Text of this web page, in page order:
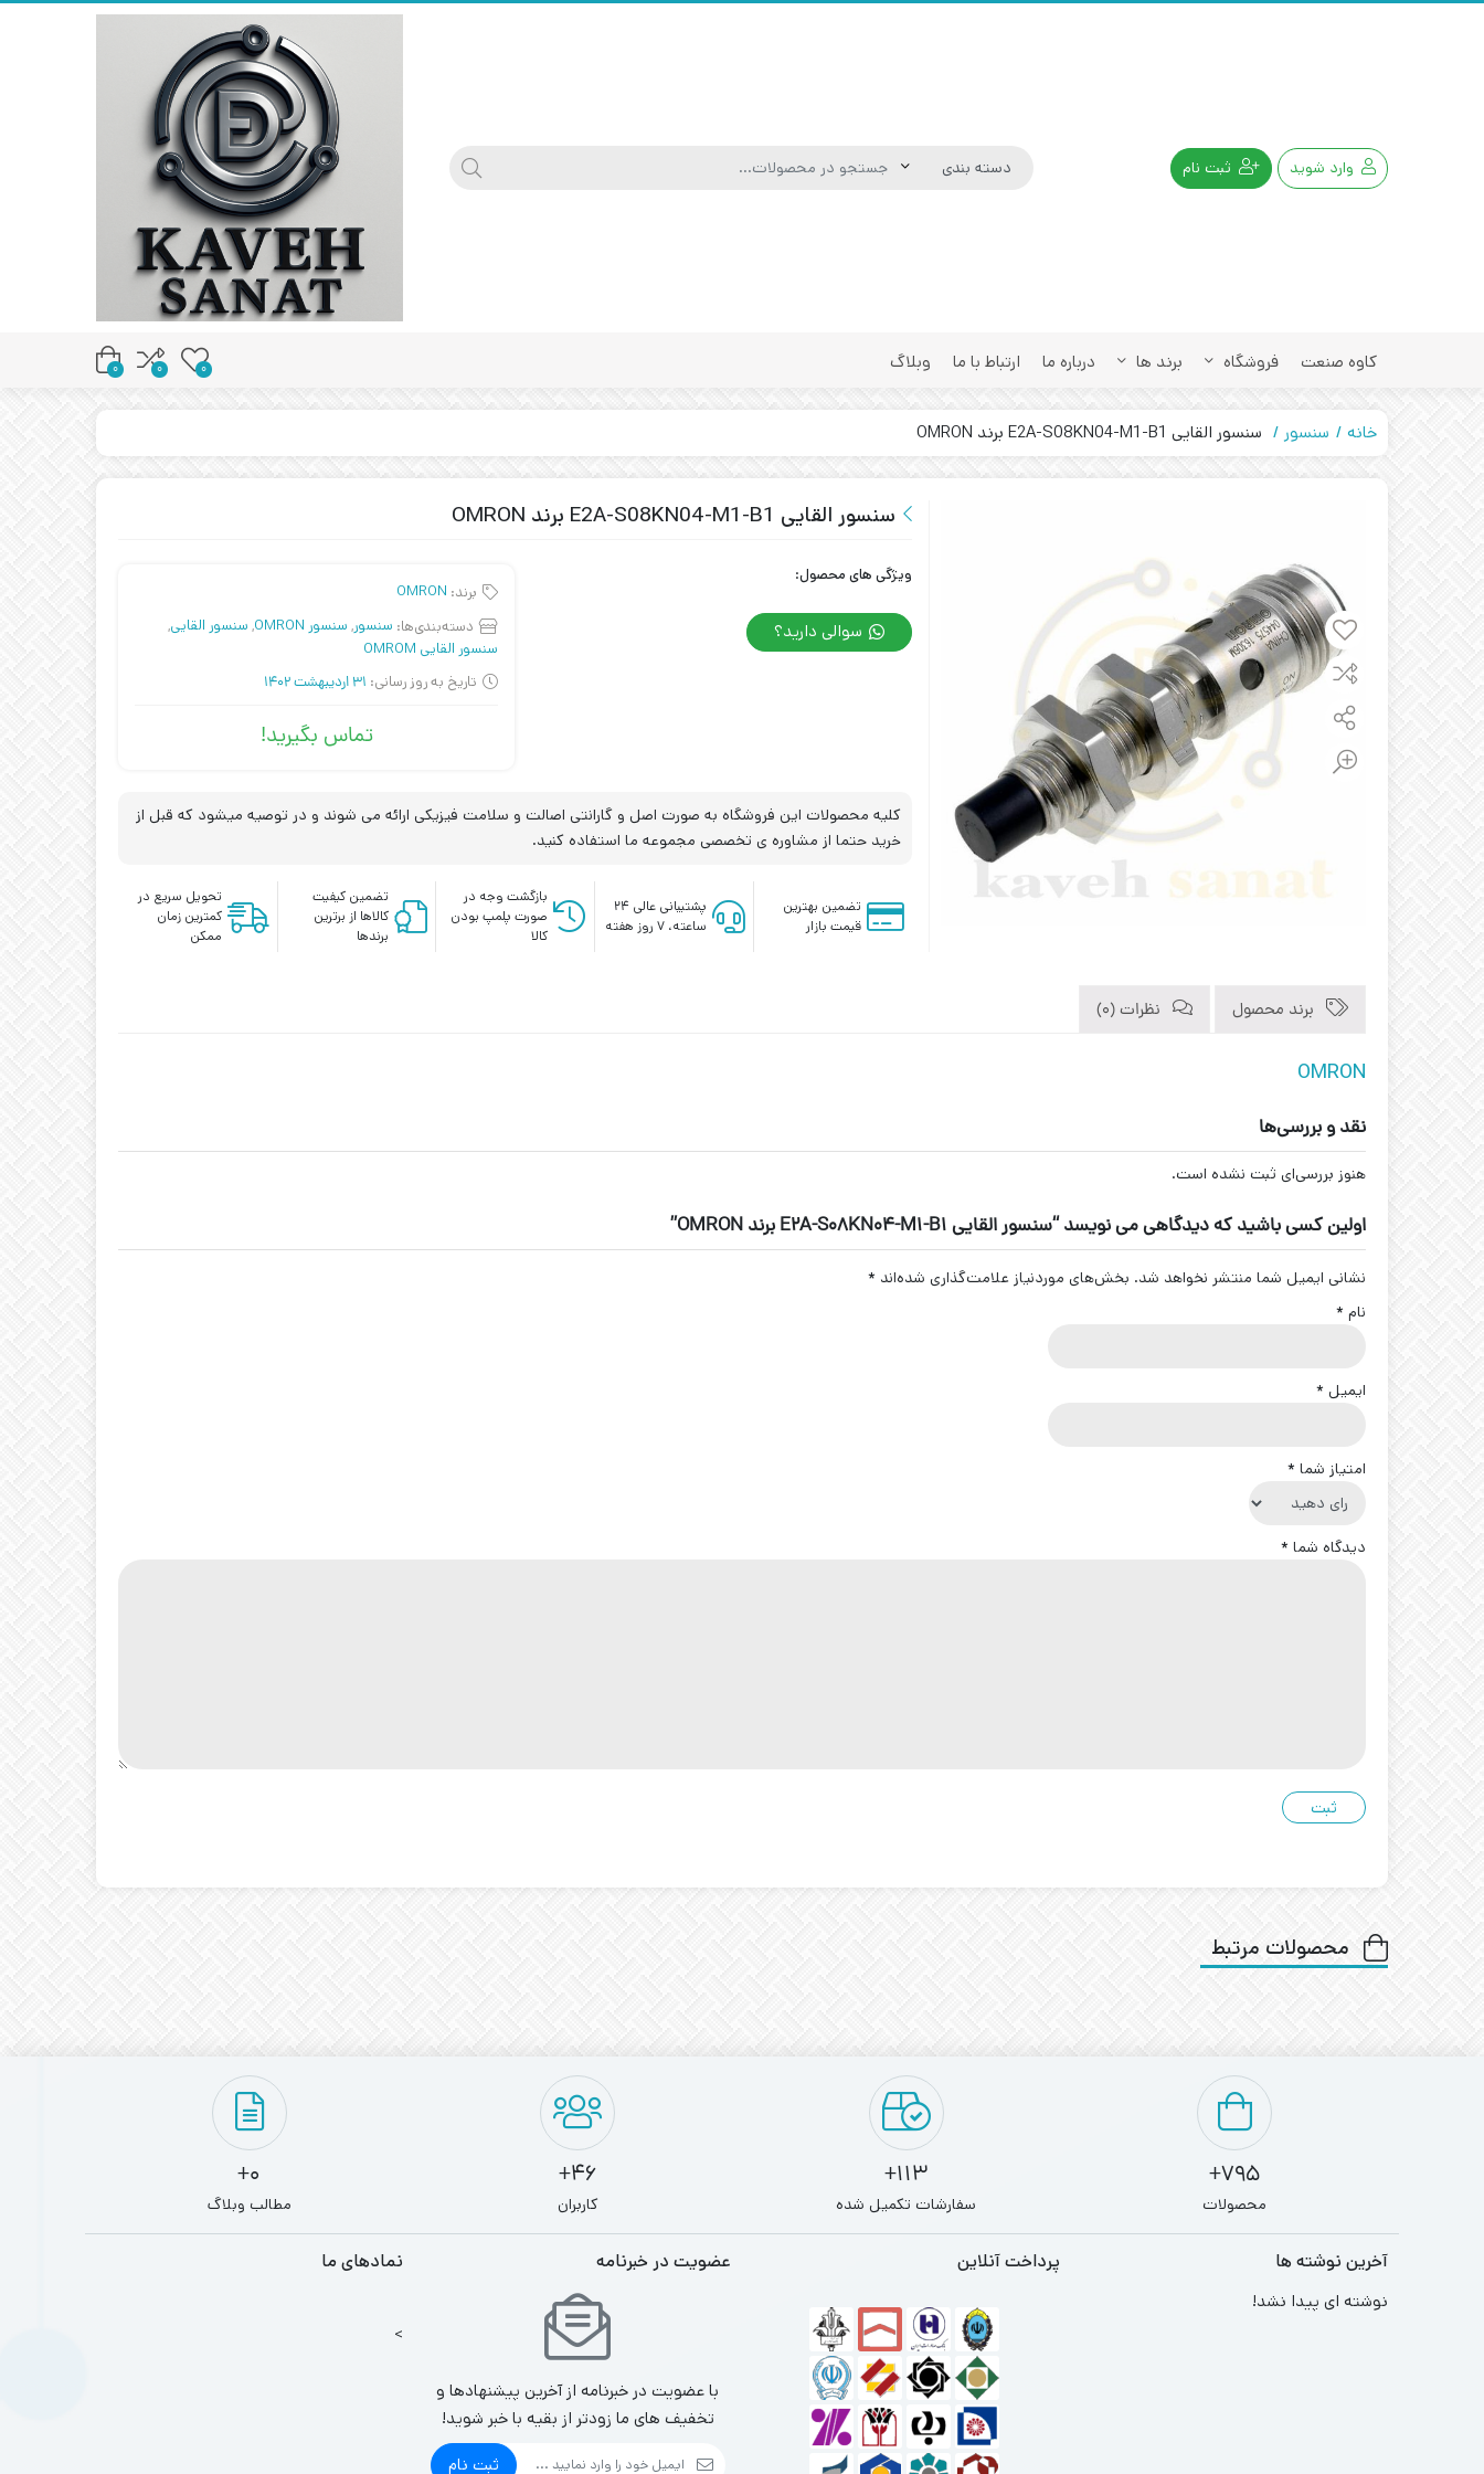
وارد شوید ثبت نام
کاوه صنعت فروشگاه برند ها درباره ما ارتباط با ما وبلاگ 0
0
0
خانه سنسور سنسور القایی E2A-S08KN04-M1-B1 برند OMRON
سنسور القایی E2A-S08KN04-M1-B1 برند OMRON
ویژگی های محصول:
سوالی دارید؟
برند: OMRON
دسته‌بندی‌ها: سنسور, سنسور OMRON , سنسور القایی,
سنسور القایی OMROM
تاریخ به روز رسانی: 31 اردیبهشت 1402
تماس بگیرید!
کلیه محصولات این فروشگاه به صورت اصل و گارانتی اصالت و سلامت فیزیکی ارائه می شوند و در توصیه میشود که قبل از
خرید حتما از مشاوره ی تخصصی مجموعه ما استفاده کنید.
تضمین بهترین
قیمت بازار
پشتیبانی عالی ۲۴
ساعته، ۷ روز هفته
بازگشت وجه در
صورت پلمپ بودن
کالا
تضمین کیفیت
کالاها از برترین
برندها
تحویل سریع در
کمترین زمان
ممکن
برند محصول نظرات (0)
OMRON
نقد و بررسی‌ها
هنوز بررسی‌ای ثبت نشده است.
اولین کسی باشید که دیدگاهی می نویسد “سنسور القایی E2A-S08KN04-M1-B1 برند OMRON”
نشانی ایمیل شما منتشر نخواهد شد. بخش‌های موردنیاز علامت‌گذاری شده‌اند *
نام *
ایمیل *
امتیاز شما *
دیدگاه شما *
محصولات مرتبط
795+
محصولات
113+
سفارشات تکمیل شده
46+
کاربران
0+
مطالب وبلاگ
آخرین نوشته ها
نوشته ای پیدا نشد!
پرداخت آنلاین عضویت در خبرنامه
با عضویت در خبرنامه از آخرین پیشنهادها و
تخفیف های ما زودتر از بقیه با خبر شوید!
ثبت نام
نمادهای ما
>